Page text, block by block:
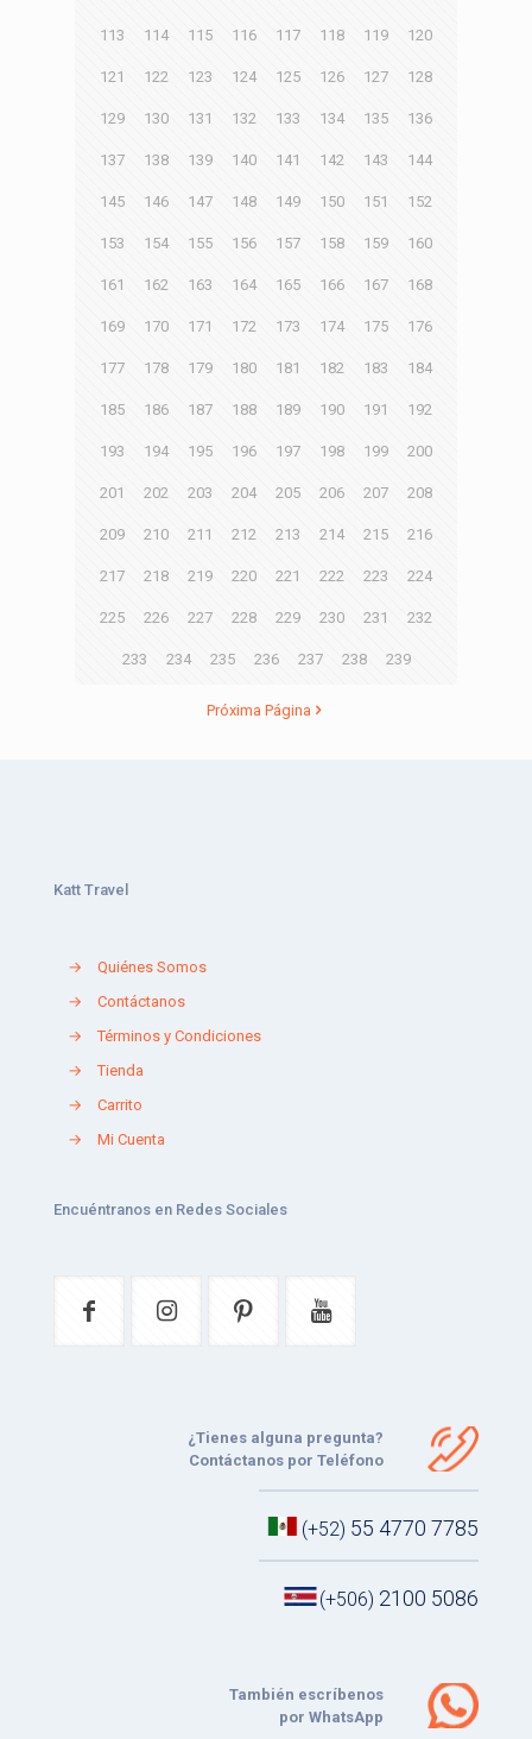
113 114 115 116 117 118 119 120
121 122 123 124 125 126 127 128
129 130 131 132 133 134 135 136
137 138 139 140 141 142 143 144
145 146 147 148 149 150 151 152
153 154 155 156 157 158 159 160
161 162 163 164 165 166 167 168
169 170 171 172 173 174 175 176
177 178 179 180 181 182 183 184
185 186 187 188 189 190 191 192
193 194 195 196 197 198 199 200
201 202 203 204 205 206 207 208
209 210 211 212 213 214 215 216
217 218 219 220 221 222 223 224
225 226 227 228 229 230 231 232
233 234 235 236 237 238 239
Próxima Página
Katt Travel
→
Quiénes Somos
→
Contáctanos
→
Términos y Condiciones
→
Tienda
→
Carrito
→
Mi Cuenta
Encuéntranos en Redes Sociales
¿Tienes alguna pregunta?
Contáctanos por Teléfono
(+52) 55 4770 7785
(+506) 2100 5086
También escríbenos
por WhatsApp